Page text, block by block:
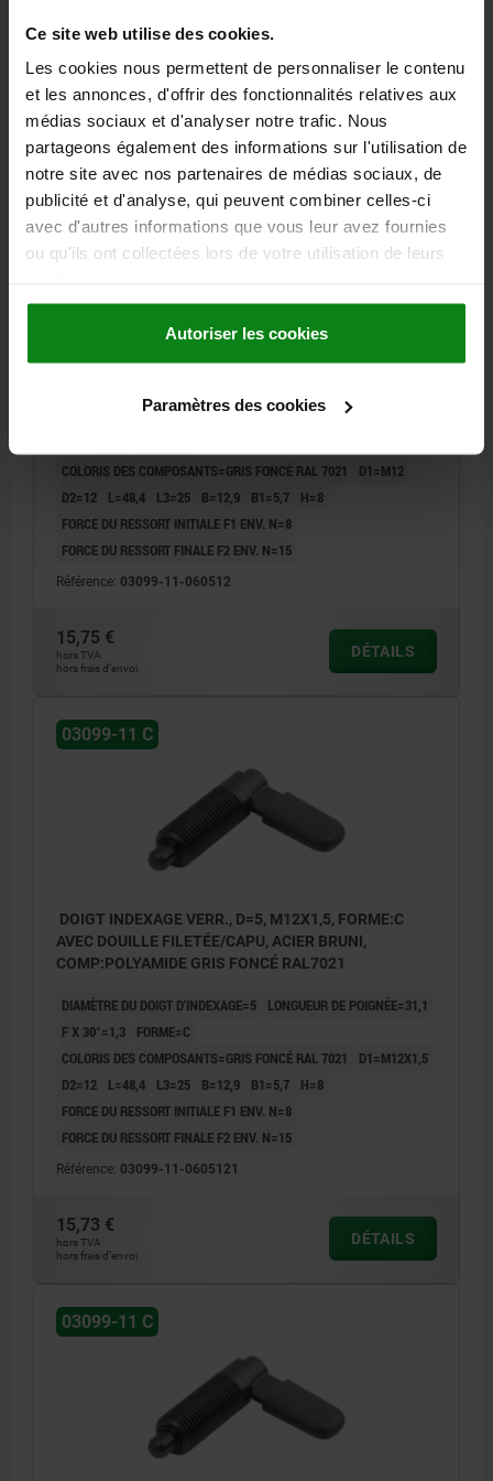
Ce site web utilise des cookies.
Les cookies nous permettent de personnaliser le contenu
et les annonces, d'offrir des fonctionnalités relatives aux
médias sociaux et d'analyser notre trafic. Nous
partageons également des informations sur l'utilisation de
notre site avec nos partenaires de médias sociaux, de
publicité et d'analyse, qui peuvent combiner celles-ci
avec d'autres informations que vous leur avez fournies
ou qu'ils ont collectées lors de votre utilisation de leurs
Autoriser les cookies
Paramètres des cookies
hors TVA
DÉTAILS
03099-11 C
DOIGT INDEXAGE VERR., D=5, M12, FORME:C AVEC
DIAMÈTRE DU DOIGT D'INDEXAGE=5
LONGUEUR DE POIGNÉE=31,1
COLORIS DES COMPOSANTS=GRIS FONCÉ RAL 7021
D1=M12
D2=12
L=48,4 L3=25 B=12,9 B1=5,7
H=8
FORCE DU RESSORT INITIALE F1 ENV. N=8
FORCE DU RESSORT FINALE F2 ENV. N=15
Référence: 03099-11-060512
15,75 €
hors TVA
hors frais d’envoi
DÉTAILS
03099-11 C
DOIGT INDEXAGE VERR., D=5, M12X1,5, FORME:C
AVEC DOUILLE FILETÉE/CAPU, ACIER BRUNI,
COMP:POLYAMIDE GRIS FONCÉ RAL7021
DIAMÈTRE DU DOIGT D'INDEXAGE=5
LONGUEUR DE POIGNÉE=31,1
F X 30°=1,3
FORME=C
COLORIS DES COMPOSANTS=GRIS FONCÉ RAL 7021
D1=M12X1,5
D2=12
L=48,4 L3=25 B=12,9 B1=5,7
H=8
FORCE DU RESSORT INITIALE F1 ENV. N=8
FORCE DU RESSORT FINALE F2 ENV. N=15
Référence: 03099-11-0605121
15,73 €
hors TVA
hors frais d’envoi
DÉTAILS
03099-11 C